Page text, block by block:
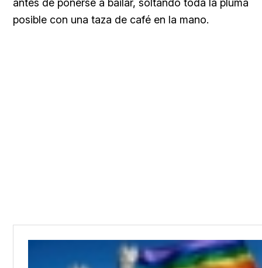
antes de ponerse a bailar, soltando toda la pluma
posible con una taza de café en la mano.